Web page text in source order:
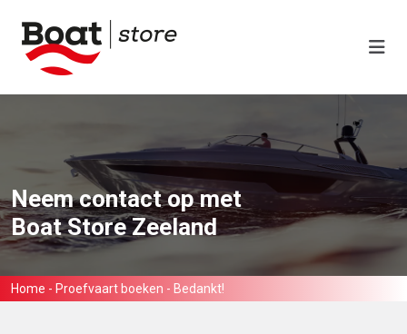
Neem contact op met
Boat Store Zeeland
Home - Proefvaart boeken - Bedankt!